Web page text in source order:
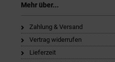
Mehr über...
Zahlung & Versand
Vertrag widerrufen
Lieferzeit